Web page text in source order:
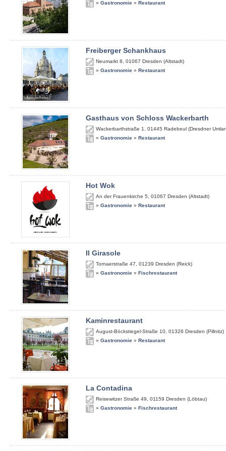
» Gastronomie » Restaurant
Freiberger Schankhaus
Neumarkt 8 01067 Dresden (Altstadt)
» Gastronomie » Restaurant
Gasthaus von Schloss Wackerbarth
Wackerbarthstraße 1 01445 Radebeul (Dresdner
» Gastronomie » Restaurant
Hot Wok
An der Frauenkirche 5 01067 Dresden (Altstadt)
» Gastronomie » Restaurant
Il Girasole
Tornaerstraße 47 01239 Dresden (Reick)
» Gastronomie » Fischrestaurant
Kaminrestaurant
August-Böckstiegel-Straße 10 01326 Dresden (Pillnitz)
» Gastronomie » Restaurant
La Contadina
Reisewitzer Straße 49 01159 Dresden (Löbtau)
» Gastronomie » Fischrestaurant